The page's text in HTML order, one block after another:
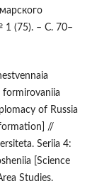
1 (75). – С. 70–
formirovaniia
of Russia
//
Seriia 4:
[Science
Studies.